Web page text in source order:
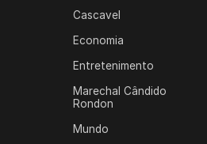
Cascavel
Economia
Entretenimento
Marechal Cândido
Rondon
Mundo